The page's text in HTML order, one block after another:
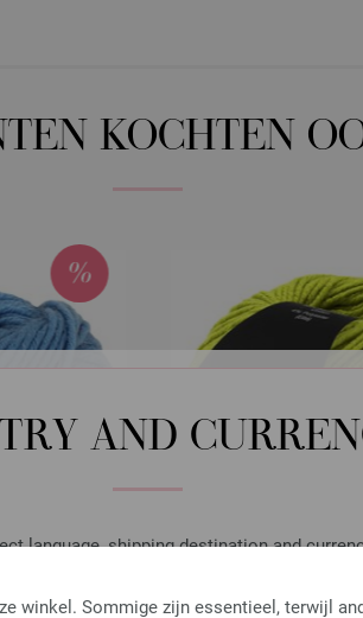
AND
language, shipping destination and
winkel. Sommige zijn essentieel, terwijl
KOCHTEN